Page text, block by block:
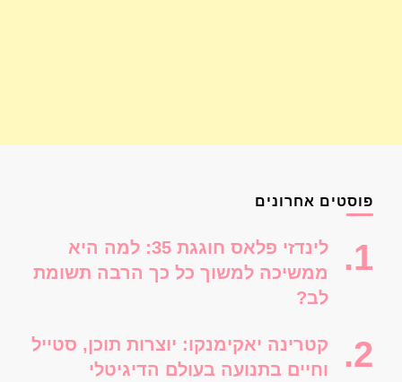
פוסטים אחרונים
לינדזי פלאס חוגגת 35: למה היא
ממשיכה למשוך כל כך הרבה תשומת
לב?
קטרינה יאקימנקו: יוצרות תוכן, סטייל
וחיים בתנועה בעולם הדיגיטלי